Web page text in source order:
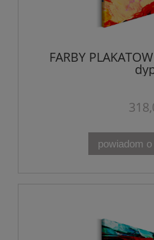
FARBY
powiadom